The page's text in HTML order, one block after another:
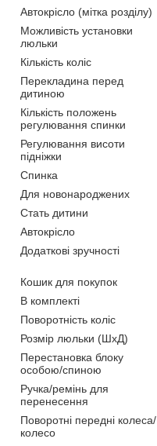
Автокрісло (мітка розділу)
Можливість установки
люльки
Кількість коліс
Перекладина перед
дитиною
Кількість положень
регулювання спинки
Регулювання висоти
підніжки
Спинка
Для новонароджених
Стать дитини
Автокрісло
Додаткові зручності
Кошик для покупок
В комплекті
Поворотність коліс
Розмір люльки (ШхД)
Перестановка блоку
особою/спиною
Ручка/ремінь для
перенесення
Поворотні передні колеса/
колесо